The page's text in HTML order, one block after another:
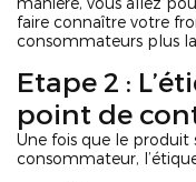
faire connaître votre
consommateurs plus
Etape 2 :
point de
Une fois que le produit
consommateur,